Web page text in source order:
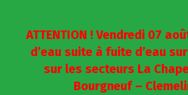
ATTENTION ! Vendredi 07
d’eau suite à fuite d’eau
sur les secteurs La
Bourgneuf –